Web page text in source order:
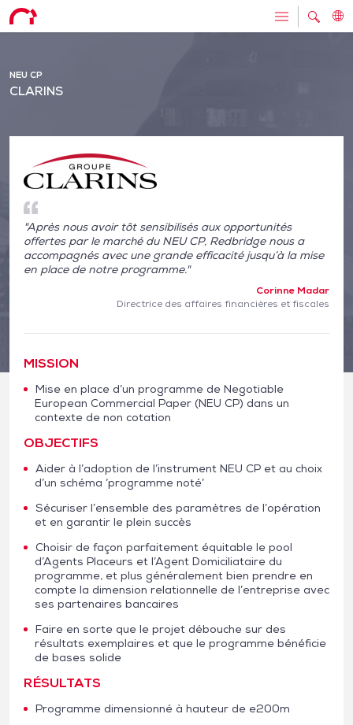
NEU CP
CLARINS
"Après nous avoir tôt sensibilisés aux opportunités
offertes par le marché du NEU CP, Redbridge nous a
accompagnés avec une grande efficacité jusqu’à la mise
en place de notre programme."
Corinne Madar
Directrice des affaires financières et fiscales
MISSION
Mise en place d’un programme de Negotiable
European Commercial Paper (NEU CP) dans un
contexte de non cotation
OBJECTIFS
Aider à l’adoption de l’instrument NEU CP et au choix
d’un schéma ‘programme noté’
Sécuriser l’ensemble des paramètres de l’opération
et en garantir le plein succès
Choisir de façon parfaitement équitable le pool
d’Agents Placeurs et l’Agent Domiciliataire du
programme, et plus généralement bien prendre en
compte la dimension relationnelle de l’entreprise avec
ses partenaires bancaires
Faire en sorte que le projet débouche sur des
résultats exemplaires et que le programme bénéficie
de bases solide
RÉSULTATS
Programme dimensionné à hauteur de e200m